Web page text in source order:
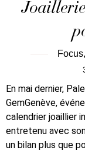
Focus,
En mai dernier,
GemGenève,
calendrier joaillier
entretenu avec
un bilan plus que